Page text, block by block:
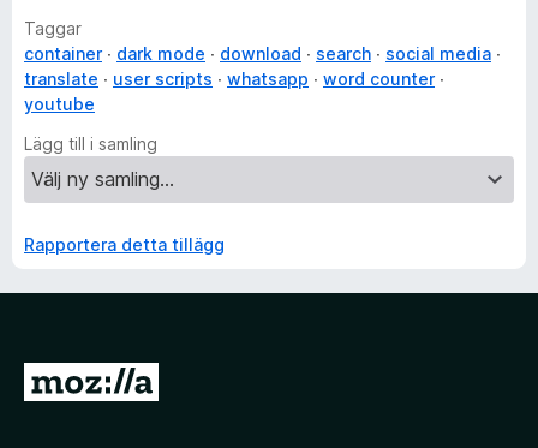
Taggar
container
dark mode download search
social media
translate
user scripts whatsapp
word counter
youtube
Lägg till i samling
Rapportera detta tillägg
G